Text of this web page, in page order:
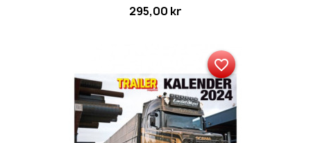
295,00 kr
favorite_border